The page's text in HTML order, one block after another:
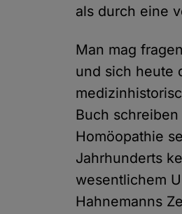
als durch eine
Man mag
und sich heute
Buch
Homöopathie
Jahrhunderts
wesentlichem
Hahnemanns